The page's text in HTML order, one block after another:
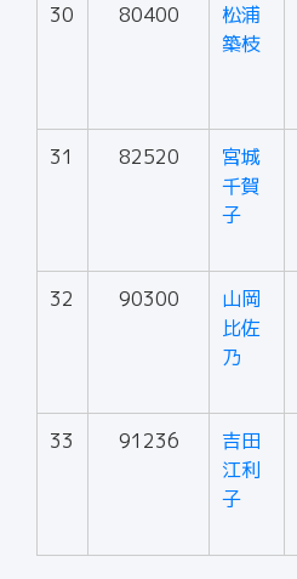
30 80400
松浦
築枝
31 82520
宮城
千賀
子
32 90300
山岡
比佐
乃
33 91236
吉田
江利
子